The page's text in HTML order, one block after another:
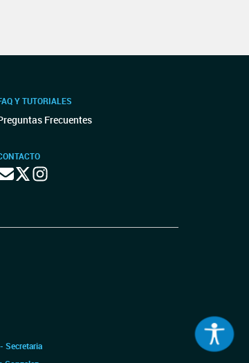
Y TUTORIALES
Frecuentes
Secretaria